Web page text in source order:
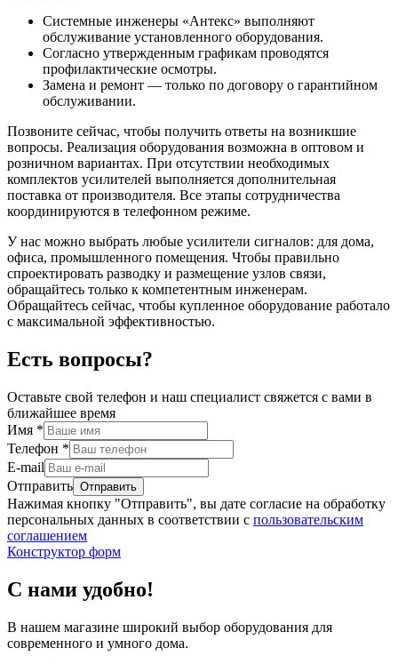
Системные инженеры «Антекс» выполняют
обслуживание установленного оборудования.
Согласно утвержденным графикам проводятся
профилактические осмотры.
Замена и ремонт — только по договору о гарантийном
обслуживании.
Позвоните сейчас, чтобы получить ответы на возникшие
вопросы. Реализация оборудования возможна в оптовом и
розничном вариантах. При отсутствии необходимых
комплектов усилителей выполняется дополнительная
поставка от производителя. Все этапы сотрудничества
координируются в телефонном режиме.
У нас можно выбрать любые усилители сигналов: для дома,
офиса, промышленного помещения. Чтобы правильно
спроектировать разводку и размещение узлов связи,
обращайтесь только к компетентным инженерам.
Обращайтесь сейчас, чтобы купленное оборудование работало
с максимальной эффективностью.
Есть вопросы?
Оставьте свой телефон и наш специалист свяжется с вами в
ближайшее время
Имя *
Телефон *
E-mail
Отправить
Нажимая кнопку "Отправить", вы дате согласие на обработку
персональных данных в соответствии с пользовательским
соглашением
Конструктор форм
С нами удобно!
В нашем магазине широкий выбор оборудования для
современного и умного дома.